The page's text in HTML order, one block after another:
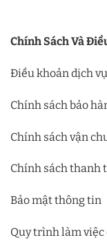
Chính Sách Và
Điều khoản dịch vụ
Chính sách bảo
Chính sách vận
Chính sách thanh
Bảo mật thông tin
Quy trình làm việc